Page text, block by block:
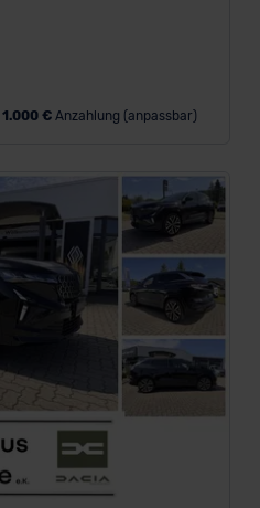
1.000 €Anzahlung (anpassbar)